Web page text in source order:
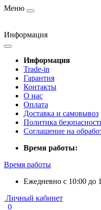
Меню
Информация
Информация
Trade-in
Гарантия
Контакты
О нас
Оплата
Доставка и самовывоз
Политика
Соглашение на
Время работы:
Время работы
Ежедневно с 10:00 до
Личный кабинет
0